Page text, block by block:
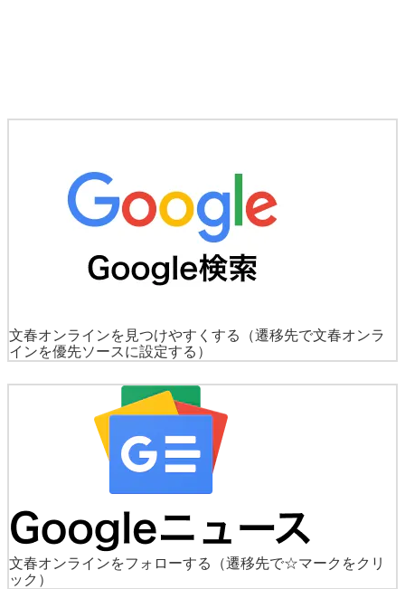
文春オンラインを見つけやすくする
（遷移先で文春オンラ
インを優先ソースに設定する）
文春オンラインをフォローする
（遷移先で☆マークをクリ
ック）